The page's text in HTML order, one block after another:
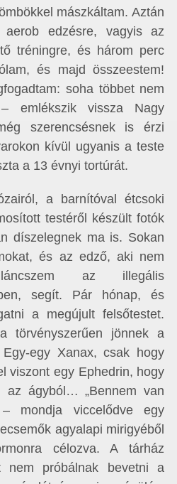
mászkáltam. Aztán
edzésre, vagyis az
tréningre, és három perc
és majd összeestem!
soha többet nem
– emlékszik vissza Nagy
szerencsésnek is érzi
kívül ugyanis a teste
a 13 évnyi tortúrát.
a barnítóval étcsoki
testéről készült fotók
díszelegnek ma is. Sokan
és az edző, aki nem
az illegális
segít. Pár hónap, és
a megújult felsőtestet.
törvényszerűen jönnek a
Egy-egy Xanax, csak hogy
viszont egy Ephedrin, hogy
az ágyból… „Bennem van
mondja viccelődve egy
agyalapi mirigyéből
célozva. A tárház
nem próbálnak bevetni a